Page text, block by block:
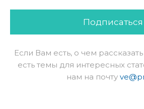
Подписаться
Если Вам есть, о чем
есть темы для интересных
нам на почту